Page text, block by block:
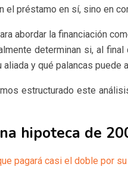
préstamo en sí, sino en
abordar la financiación
determinan si, al
y qué palancas puede
estructurado este
hipoteca de
pagará casi el doble por